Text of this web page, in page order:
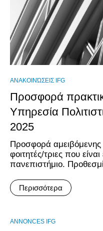
ΑΝΑΚΟΙΝΏΣΕΙΣ IFG
Προσφορά
Υπηρεσία
2025
Προσφορά αμειβόμενης
φοιτητές/τριες που
πανεπιστήμιο.
Περισσότερα
ANNONCES IFG